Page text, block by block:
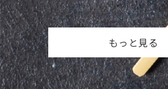
に
チ
ず
ー
ど
な
毎…
まま通り過ぎられてしま
うのは残念ですよね。 検
索ユーザーが「この記事
を読もう！」と決めるま
で、わずか 0.5秒。その
一瞬で彼らの目に飛…
もっと見る